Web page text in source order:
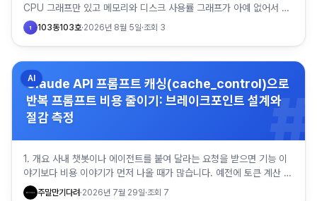
CPU 그래프만 있고 메모리와 디스크 사용률 그래프가 아예 없어서 당
황한 적이 있을 것이다. 저도 처음 AWS로 넘어왔을 때…
1 103동103호·2026년 8월 5일·조회 3
Claude API 프롬프트 캐싱(cache_control)으로
반복 프롬프트 비용 줄이기: 브레이크포인트 설계와
절감 측정
#
AI
1. 개요 사내 챗봇이나 에이전트를 붙여 달라는 요청을 받으면 기능 이
야기보다 비용 이야기가 먼저 나올 때가 많습니다. 예전에 토큰 계산 스
크립트를 정리한 글에서 캐싱 부분은 슬쩍 넘겼던 기억이 있…
주말만기다려 ·2026년 7월 29일·조회 7